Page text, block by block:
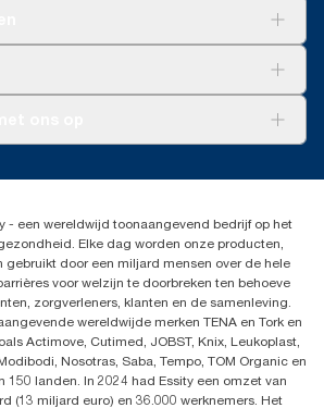
- een wereldwijd toonaangevend bedrijf op het
Elke dag worden onze producten,
gebruikt door een miljard mensen over de hele
voor welzijn te doorbreken ten behoeve
zorgverleners, klanten en de samenleving.
wereldwijde merken TENA en Tork en
Actimove, Cutimed, JOBST, Knix, Leukoplast,
Nosotras, Saba, Tempo, TOM Organic en
150 landen. In 2024 had Essity een omzet van
(13 miljard euro) en 36.000 werknemers. Het